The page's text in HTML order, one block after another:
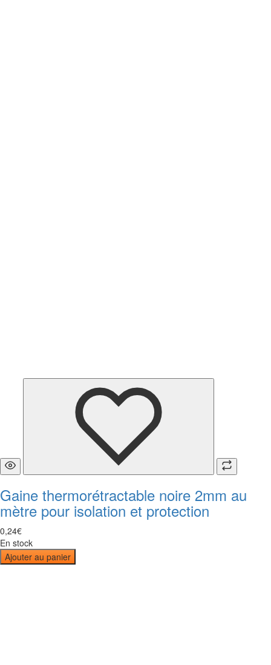
Gaine thermorétractable noire 2mm au
mètre pour isolation et protection
0,24€
En stock
Ajouter au panier